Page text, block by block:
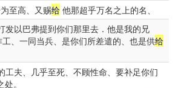
至高、又赐给 他那超乎万名之上的名、
发以巴弗提到你们那里去．他是我的兄
、一同当兵、是你们所差遣的、也是供给
工夫、几乎至死、不顾性命、要补足你们
。